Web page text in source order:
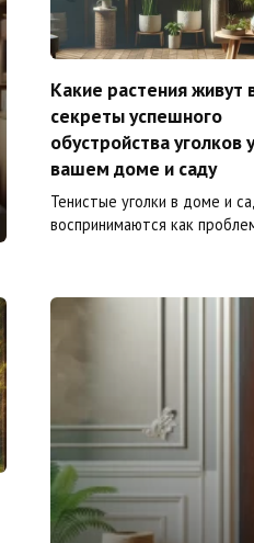
Какие растения живут
секреты успешного
обустройства уголков
вашем доме и саду
Тенистые уголки в доме и
воспринимаются как